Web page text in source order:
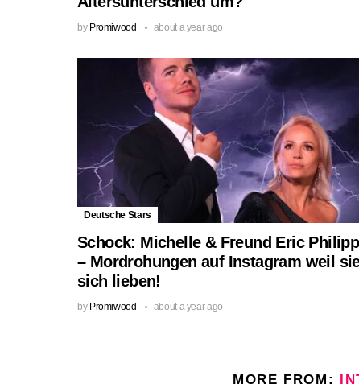
by Promiwood about a year ago
Deutsche Stars
Schock: Michelle & Freund Eric
– Mordrohungen auf Instagram weil
sich lieben!
by Promiwood about a year ago
MORE FROM: